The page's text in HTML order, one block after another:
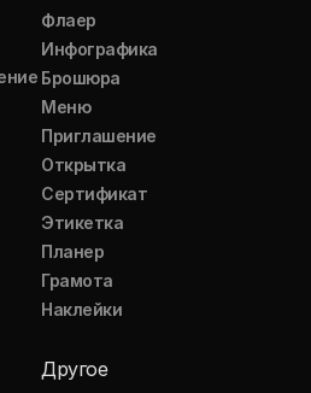
Флаер
Инфографика
Брошюра
Меню
Приглашение
Открытка
Сертификат
Этикетка
Планер
Грамота
Наклейки
Другое